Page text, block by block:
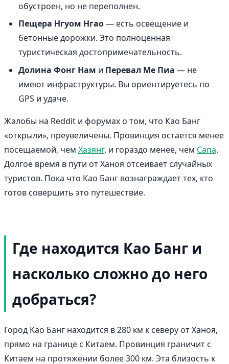
обустроен, но не переполнен.
Пещера Нгуом Нгао— есть освещение и
бетонные дорожки. Это полноценная
туристическая достопримечательность.
Долина Фонг Нам и Перевал Ме Пиа — не
имеют инфраструктуры. Вы ориентируетесь по
GPS и удаче.
Жалобы на Reddit и форумах о том, что Као Банг
«открыли», преувеличены. Провинция остается менее
посещаемой, чем Хазянг, и гораздо менее, чем Сапа.
Долгое время в пути от Ханоя отсеивает случайных
туристов. Пока что Као Банг вознаграждает тех, кто
готов совершить это путешествие.
Где находится Као Банг и
насколько сложно до него
добраться?
Город Као Банг находится в 280 км к северу от Ханоя,
прямо на границе с Китаем. Провинция граничит с
Китаем на протяжении более 300 км. Эта близость к